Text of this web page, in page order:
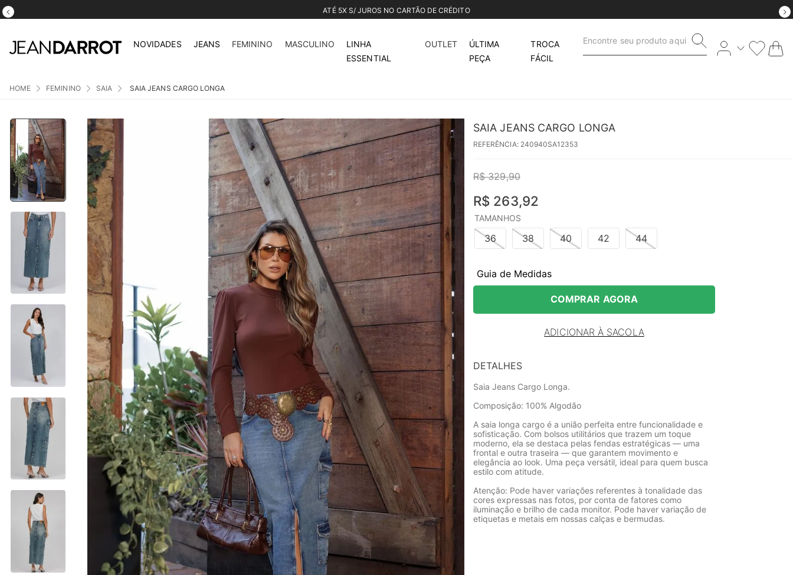
CONFIRA NOSSO OUTLET ATÉ 70%
NOVIDADES JEANS FEMININO MASCULINO
LINHA
ESSENTIAL
OUTLET
ÚLTIMA
PEÇA
TROCA
FÁCIL
Encontre seu produto aqui
FEMININO SAIA SAIA JEANS CARGO LONGA
SAIA JEANS CARGO LONGA
REFERÊNCIA: 240940SA12353
R$ 329,90
R$ 263,92
20%off
TAMANHOS
36 38 40 42 44
Guia de Medidas
COMPRAR AGORA
ADICIONAR À SACOLA
DETALHES
Saia Jeans Cargo Longa.
Composição: 100% Algodão
A saia longa cargo é a união perfeita entre funcionalidade e
sofisticação. Com bolsos utilitários que trazem um toque
moderno, ela se destaca pelas fendas estratégicas — uma
frontal e outra traseira — que garantem movimento e
elegância ao look. Uma peça versátil, ideal para quem busca
estilo com atitude.
Atenção: Pode haver variações referentes à tonalidade das
cores expressas nas fotos, por conta de fatores como
iluminação e brilho de cada monitor. Pode haver variação de
etiquetas e metais em nossas calças e bermudas.